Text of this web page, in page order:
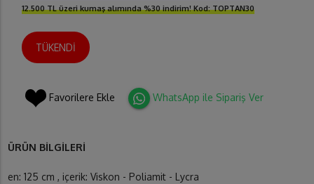
12.500 TL üzeri kumaş alımında %30 indirim! Kod: TOPTAN30
TÜKENDİ
Favorilere Ekle WhatsApp ile Sipariş Ver
ÜRÜN BİLGİLERİ
en: 125 cm , içerik: Viskon - Poliamit - Lycra